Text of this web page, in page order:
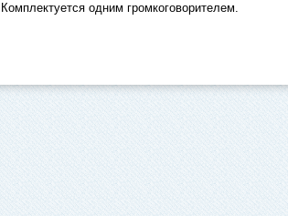
Комплектуется одним громкоговорителем.